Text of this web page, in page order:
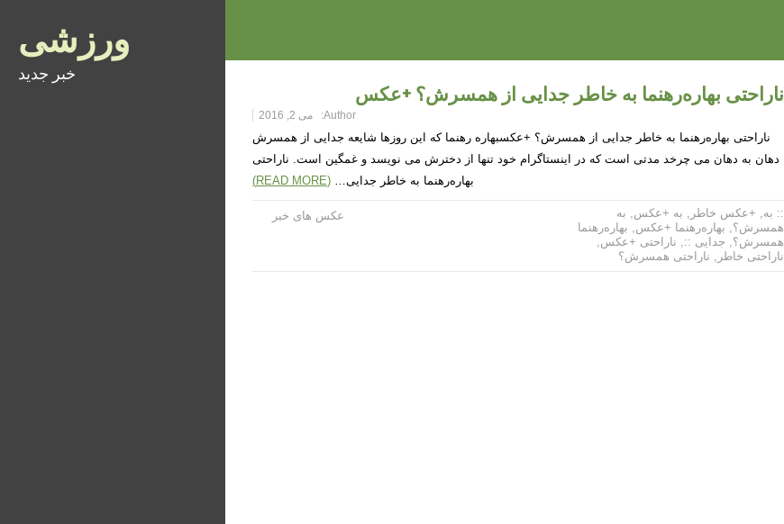
ورزشی
خبر جدید
ناراحتی بهاره‌رهنما به خاطر جدایی از همسرش؟ +عکس
Author: می 2, 2016
ناراحتی بهاره‌رهنما به خاطر جدایی از همسرش؟ +عکسبهاره رهنما که این روزها شایعه جدایی از همسرش
دهان به دهان می چرخد مدتی است که در اینستاگرام خود تنها از دخترش می نویسد و غمگین است. ناراحتی
بهاره‌رهنما به خاطر جدایی… (READ MORE)
عکس های خبر :: به, +عکس خاطر , به +عکس, به
همسرش؟, بهاره‌رهنما +عکس, بهاره‌رهنما
همسرش؟, جدایی ::, ناراحتی +عکس,
ناراحتی خاطر , ناراحتی همسرش؟